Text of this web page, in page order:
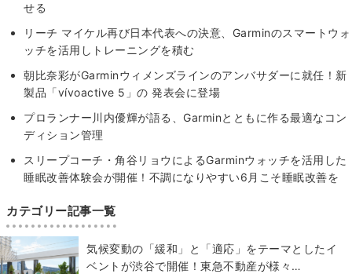
せる
リーチ マイケル再び日本代表への決意、Garminのスマートウォ
ッチを活用しトレーニングを積む
朝比奈彩がGarminウィメンズラインのアンバサダーに就任！新
製品「vívoactive 5」の 発表会に登場
プロランナー川内優輝が語る、Garminとともに作る最適なコン
ディション管理
スリープコーチ・角谷リョウによるGarminウォッチを活用した
睡眠改善体験会が開催！不調になりやすい6月こそ睡眠改善を
カテゴリー記事一覧
気候変動の「緩和」と「適応」をテーマとしたイ
ベントが渋谷で開催！東急不動産が様々…